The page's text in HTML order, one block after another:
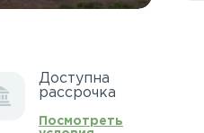
Доступна
рассрочка
Посмотреть